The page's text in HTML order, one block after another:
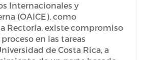
Internacionales y
(OAICE), como
Rectoría, existe compromiso
en las tareas
de Costa Rica, a